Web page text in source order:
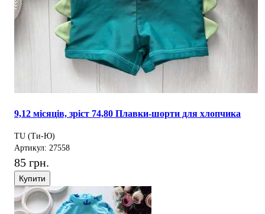
9,12 місяців, зріст 74,80 Плавки-шорти для хлопчика
TU (Ти-Ю)
Артикул: 27558
85 грн.
Купити